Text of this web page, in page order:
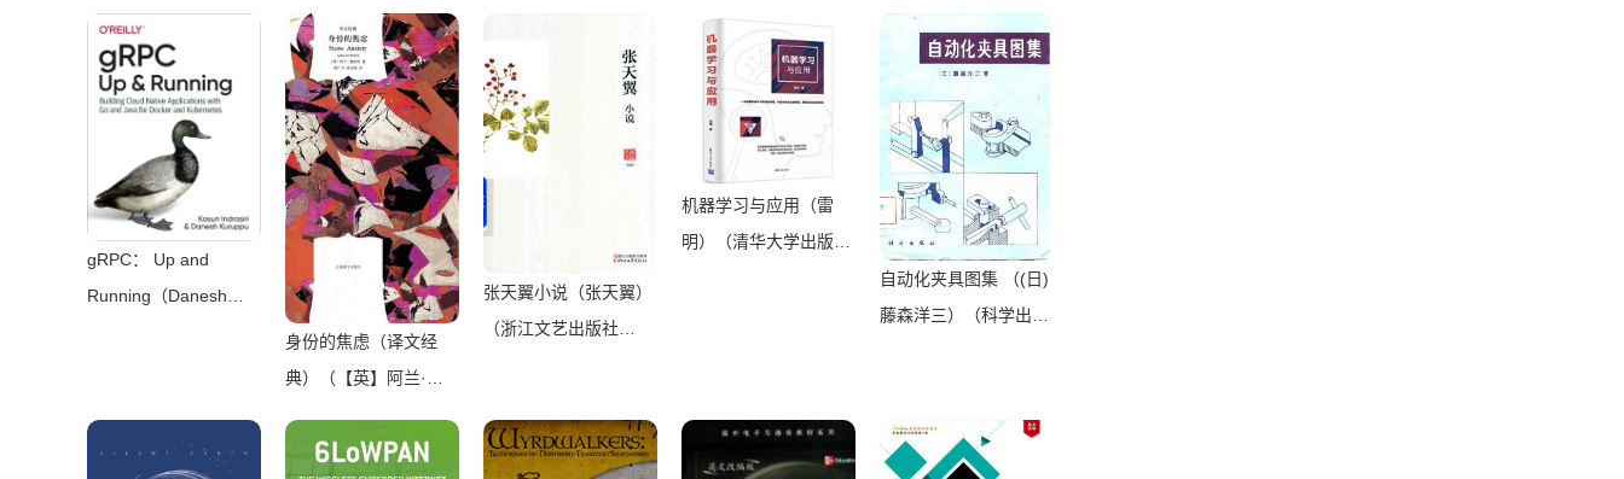
卷本，一字不易；附赠
《普罗斯特纸上展
览》）（【法】马塞尔
•普鲁斯特，周克希
译）（广西师范大学出
版社 2015）
Intermediate &
Advanced Guides to
Master C#
Programming Quickly
with No
Experience（Mark
Reed）（2022）
talk（Judith Wells
Lindfors）（Teachers
College Press 2008）
gRPC： Up and
Running（Danesh
身份的焦虑（译文经
典）（【英】阿兰·德
Translation Publishing
张天翼小说（张天翼）
（浙江文艺出版社
机器学习与应用（雷
明）（清华大学出版社
自动化夹具图集 （(日)
藤森洋三）（科学出版